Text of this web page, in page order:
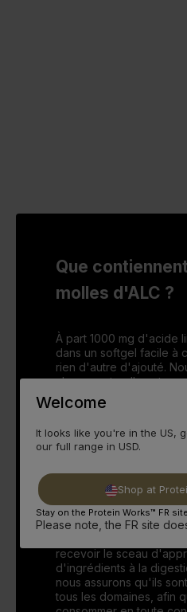
Que
molles d'ALC ?
À part 1000 mg d'acide
dans un softgel facile à
rien d'autre d'ajouté.
choses naturelles et
est parfois la meilleure
pas produit
consommer une
produits laitiers. Bien
chose la plus facile à
Pour te rassurer, il est
tous nos produits sont
recevoir le sceau
d'ingrédients à la
nous assurons qu'ils
tous les domaines, afin
Welcome
It looks like you're in the US,
our full range in USD.
Shop at
Stay on the Protein Works™ FR
Please note, the FR site